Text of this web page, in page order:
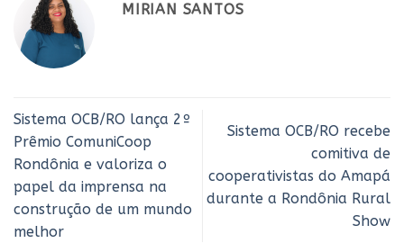
MIRIAN SANTOS
Sistema OCB/RO lança 2º
Prêmio ComuniCoop
Rondônia e valoriza o
papel da imprensa na
construção de um mundo
melhor
Sistema OCB/RO recebe
comitiva de
cooperativistas do Amapá
durante a Rondônia Rural
Show